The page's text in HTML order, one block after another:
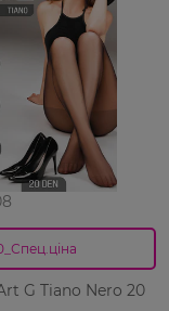
G Tiano Nero 20